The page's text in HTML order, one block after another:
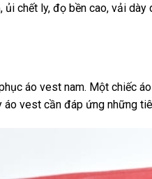
chết ly, đọ bền cao, vải dày
áo vest nam. Một chiếc
áo vest cần đáp ứng những